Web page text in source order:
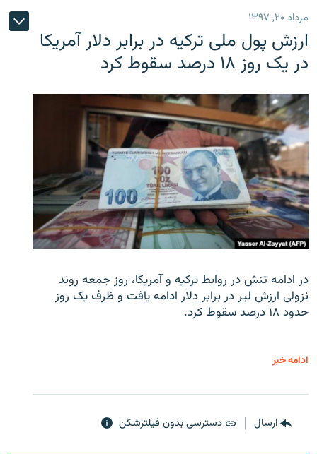
مرداد ۲۰, ۱۳۹۷
ارزش پول ملی ترکیه در برابر دلار آمریکا
در یک روز ۱۸ درصد سقوط کرد
در ادامه تنش در روابط ترکیه و آمریکا، روز جمعه روند
نزولی ارزش لیر در برابر دلار ادامه یافت و ظرف یک روز
حدود ۱۸ درصد سقوط کرد.
ادامه خبر
ارسال دسترسی بدون فیلترشکن